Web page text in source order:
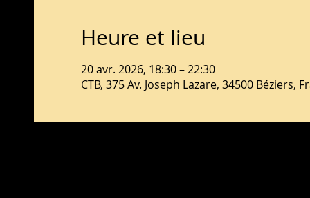
Heure et lieu
20 avr. 2026, 18:30 – 22:30
CTB, 375 Av. Joseph Lazare, 34500 Béziers,